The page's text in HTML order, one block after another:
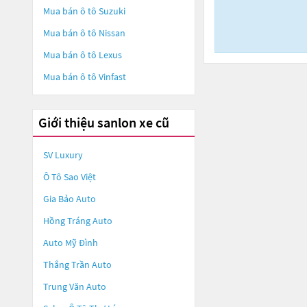
Mua bán ô tô Suzuki
Mua bán ô tô Nissan
Mua bán ô tô Lexus
Mua bán ô tô Vinfast
Giới thiệu sanlon xe cũ
SV Luxury
Ô Tô Sao Việt
Gia Bảo Auto
Hồng Tráng Auto
Auto Mỹ Đình
Thắng Trần Auto
Trung Văn Auto